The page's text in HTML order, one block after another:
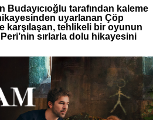
Budayıcıoğlu tarafından kaleme
uyarlanan Çöp
karşılaşan, tehlikeli bir oyunun
sırlarla dolu hikayesini